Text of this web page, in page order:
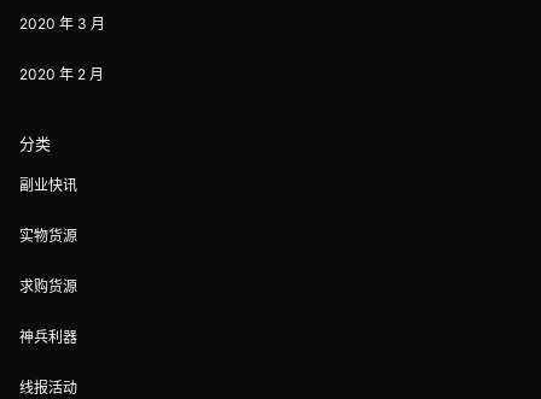
2020 年 3 月
2020 年 2 月
分类
副业快讯
实物货源
求购货源
神兵利器
线报活动